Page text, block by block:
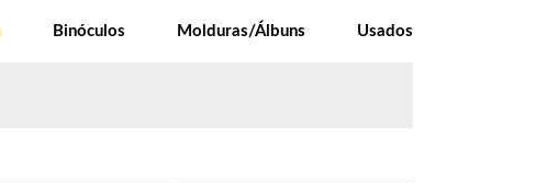
Binóculos Molduras/Álbuns Usados